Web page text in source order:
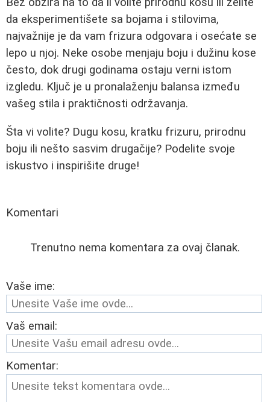
da eksperimentišete sa bojama i stilovima,
najvažnije je da vam frizura odgovara i osećate se
lepo u njoj. Neke osobe menjaju boju i dužinu kose
često, dok drugi godinama ostaju verni istom
izgledu. Ključ je u pronalaženju balansa između
vašeg stila i praktičnosti održavanja.
Šta vi volite? Dugu kosu, kratku frizuru, prirodnu
boju ili nešto sasvim drugačije? Podelite svoje
iskustvo i inspirišite druge!
Komentari
Trenutno nema komentara za ovaj članak.
Vaše ime:
Vaš email:
Komentar: